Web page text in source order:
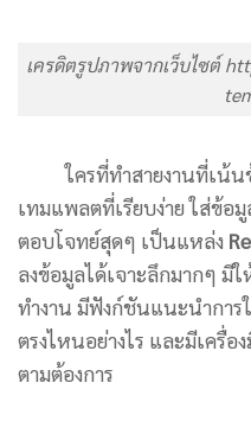
เครดิตรูปภาพจากเว็บไซต์
ใครที่ทำสายงานที่เน้นข้
เทมแพลตที่เรียบง่าย ใส่ข้อ
ตอบโจทย์สุดๆ เป็นแหล่ง
ลงข้อมูลได้เจาะลึกมากๆ มี
ทำงาน มีฟังก์ชันแนะนำกา
ตรงไหนอย่างไร และมีเครื่
ตามต้องการ